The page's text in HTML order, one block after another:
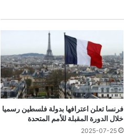
فرنسا تعلن اعترافها بدولة فلسطين رسميا
خلال الدورة المقبلة للأمم المتحدة
2025-07-25